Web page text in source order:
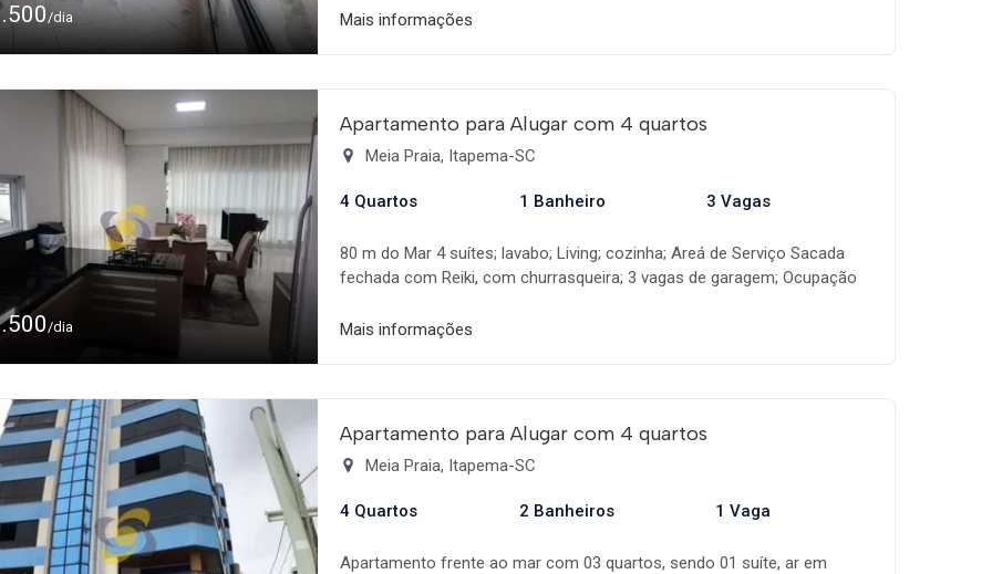
/dia
Mais informações
/dia
Apartamento para Alugar com 4 quartos
Meia Praia, Itapema-SC
4 Quartos 1 Banheiro 3 Vagas
80 m do Mar 4 suítes; lavabo; Living; cozinha; Areá de Serviço Sacada
fechada com Reiki, com churrasqueira; 3 vagas de garagem; Ocupação
Mais informações
Apartamento para Alugar com 4 quartos
Meia Praia, Itapema-SC
4 Quartos 2 Banheiros 1 Vaga
Apartamento frente ao mar com 03 quartos, sendo 01 suíte, ar em